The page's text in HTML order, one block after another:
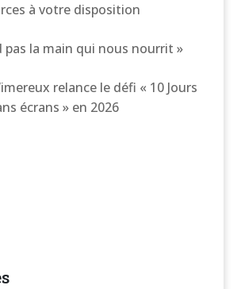
à votre disposition
pas la main qui nous nourrit »
relance le défi « 10 Jours
écrans » en 2026